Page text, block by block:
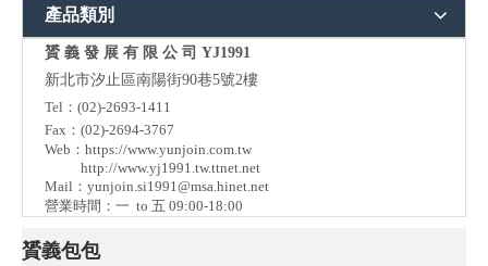
產品類別
贇 義 發 展 有 限 公 司 YJ1991
新北市汐止區南陽街90巷5號2樓
Tel：(02)-2693-1411
Fax：(02)-2694-3767
Web： https://www.yunjoin.com.tw
http://www.yj1991.tw.ttnet.net
Mail： yunjoin.si1991@msa.hinet.net
營業時間：一 to 五 09:00-18:00
贇義包包